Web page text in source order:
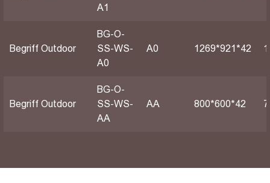
A1
Begriff Outdoor
BG-O-
SS-WS-
A0
А0 1269*921*42
Begriff Outdoor
BG-O-
SS-WS-
AA
АА 800*600*42